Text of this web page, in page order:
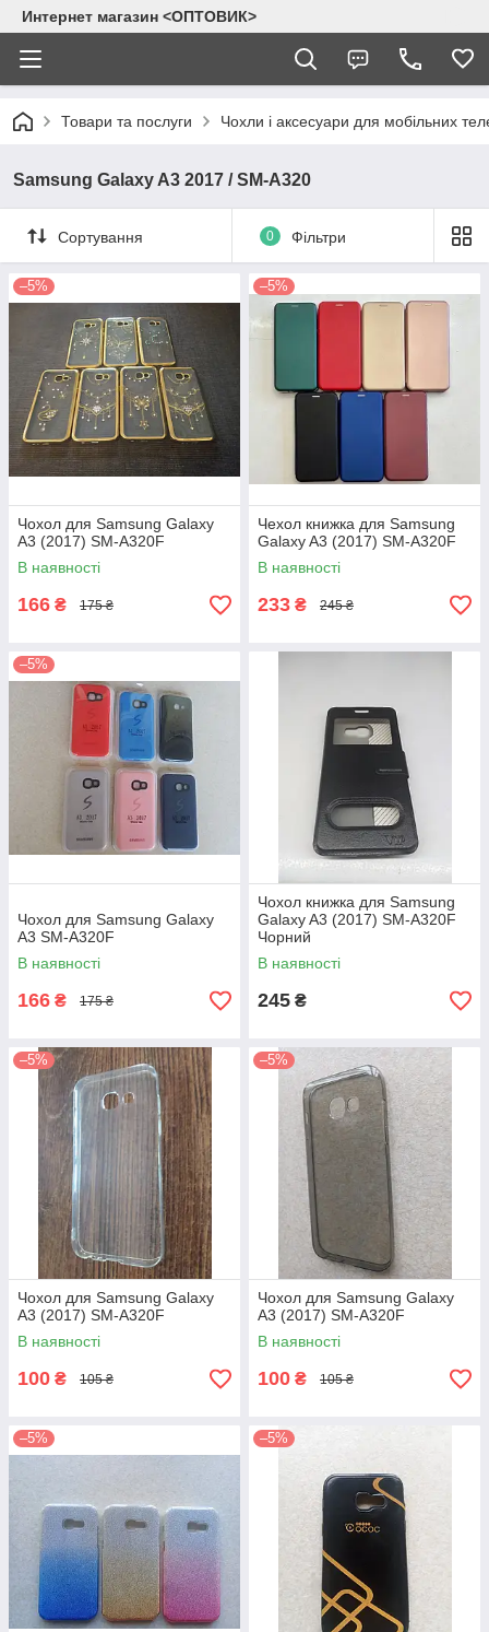
Интернет магазин <ОПТОВИК>
Товари та послуги Чохли і аксесуари для мобільних
Samsung Galaxy A3 2017 / SM-A320
Сортування 0 Фільтри
–5%
Чохол для Samsung Galaxy
A3 (2017) SM-A320F
В наявності
166 ₴ 175 ₴
–5%
Чехол книжка для Samsung
Galaxy A3 (2017) SM-A320F
В наявності
233 ₴ 245 ₴
–5%
Чохол для Samsung Galaxy
A3 SM-A320F
В наявності
166 ₴ 175 ₴
Чохол книжка для Samsung
Galaxy A3 (2017) SM-A320F
Чорний
В наявності
245 ₴
–5%
Чохол для Samsung Galaxy
A3 (2017) SM-A320F
В наявності
100 ₴ 105 ₴
–5%
Чохол для Samsung Galaxy
A3 (2017) SM-A320F
В наявності
100 ₴ 105 ₴
–5% –5%